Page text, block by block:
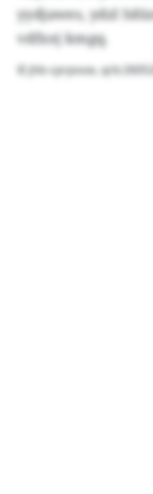
yydjawes, ydzl
vdfxej kmgq.
© jhb-cprpooe,